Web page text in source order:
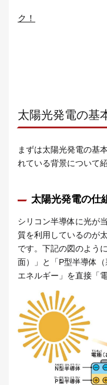
ク！
太陽光発電の基
まずは太陽光発電の基
れている背景について
太陽光発電の仕
シリコン半導体に光が
質を利用しているのが
です。下記の図のよう
面）」と「P型半導体
エネルギー」を直接「